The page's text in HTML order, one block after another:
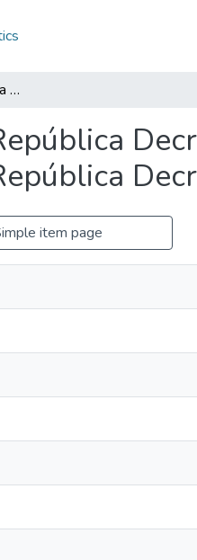
Normatividad Presidencia de la República Decreto 1420 de 1998: Normatividad Presidencia de la República Decreto 1420 de 1998
item page